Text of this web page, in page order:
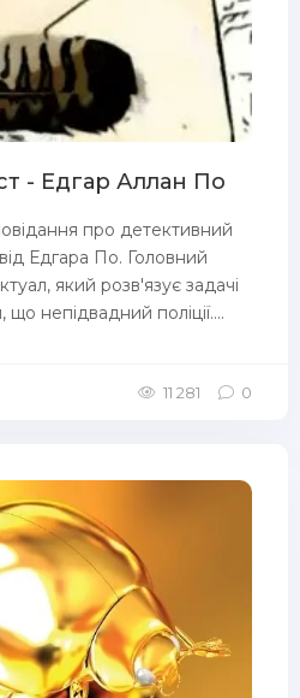
- Едгар Аллан По
про детективний
Едгара По. Головний
який розв'язує задачі
непідвадний поліції....
11 281 0